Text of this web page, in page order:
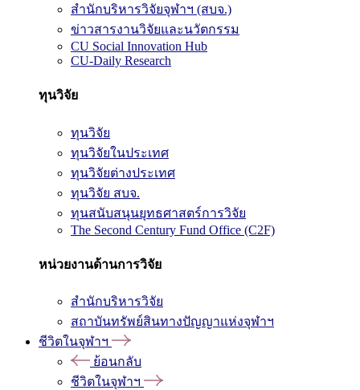
สำนักบริหารวิจัยจุฬาฯ (สบจ.)
ข่าวสารงานวิจัยและนวัตกรรม
CU Social Innovation Hub
CU-Daily Research
ทุนวิจัย
ทุนวิจัย
ทุนวิจัยในประเทศ
ทุนวิจัยต่างประเทศ
ทุนวิจัย สบจ.
ทุนสนับสนุนยุทธศาสตร์การวิจัย
The Second Century Fund Office (C2F)
หน่วยงานด้านการวิจัย
สำนักบริหารวิจัย
สถาบันทรัพย์สินทางปัญญาแห่งจุฬาฯ
ชีวิตในจุฬาฯ
ย้อนกลับ
ชีวิตในจุฬาฯ